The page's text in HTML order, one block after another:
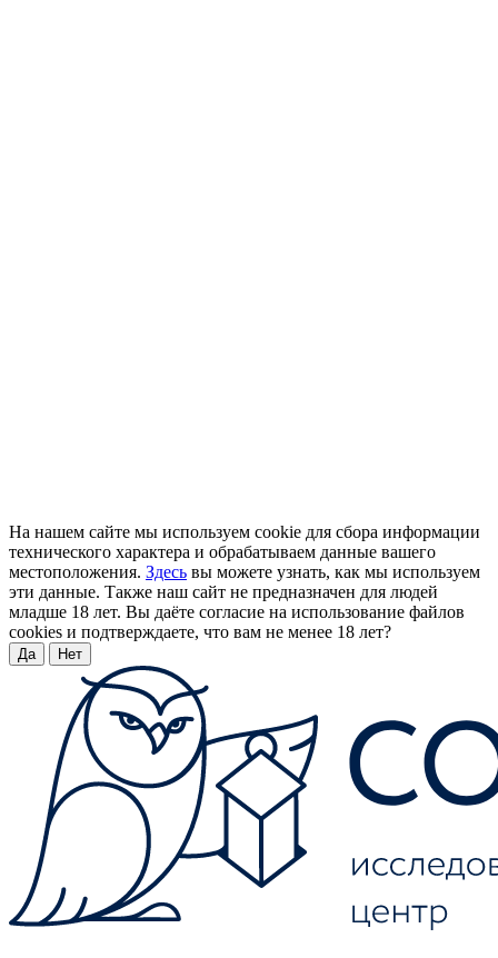
На нашем сайте мы используем cookie для сбора информации
технического характера и обрабатываем данные вашего
местоположения. Здесь вы можете узнать, как мы используем
эти данные. Также наш сайт не предназначен для людей
младше 18 лет. Вы даёте согласие на использование файлов
cookies и подтверждаете, что вам не менее 18 лет?
Да Нет